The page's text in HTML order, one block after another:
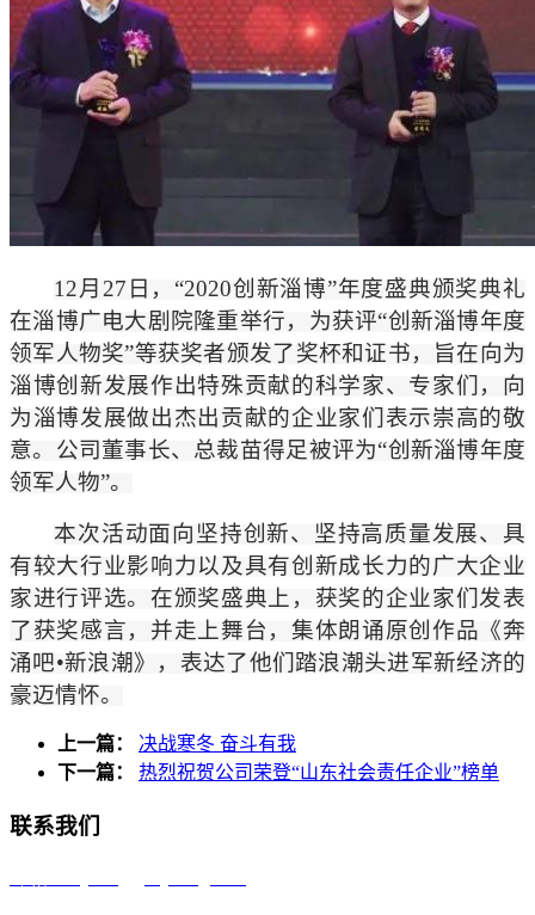
12月27日，“2020创新淄博”年度盛典颁奖典礼
在淄博广电大剧院隆重举行，为获评“创新淄博年度
领军人物奖”等获奖者颁发了奖杯和证书，旨在向为
淄博创新发展作出特殊贡献的科学家、专家们，向
为淄博发展做出杰出贡献的企业家们表示崇高的敬
意。公司董事长、总裁苗得足被评为“创新淄博年度
领军人物”。
本次活动面向坚持创新、坚持高质量发展、具
有较大行业影响力以及具有创新成长力的广大企业
家进行评选。在颁奖盛典上，获奖的企业家们发表
了获奖感言，并走上舞台，集体朗诵原创作品《奔
涌吧•新浪潮》，表达了他们踏浪潮头进军新经济的
豪迈情怀。
上一篇：
决战寒冬 奋斗有我
下一篇：
热烈祝贺公司荣登“山东社会责任企业”榜单
联系我们